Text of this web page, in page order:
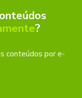
?
conteúdos por e-